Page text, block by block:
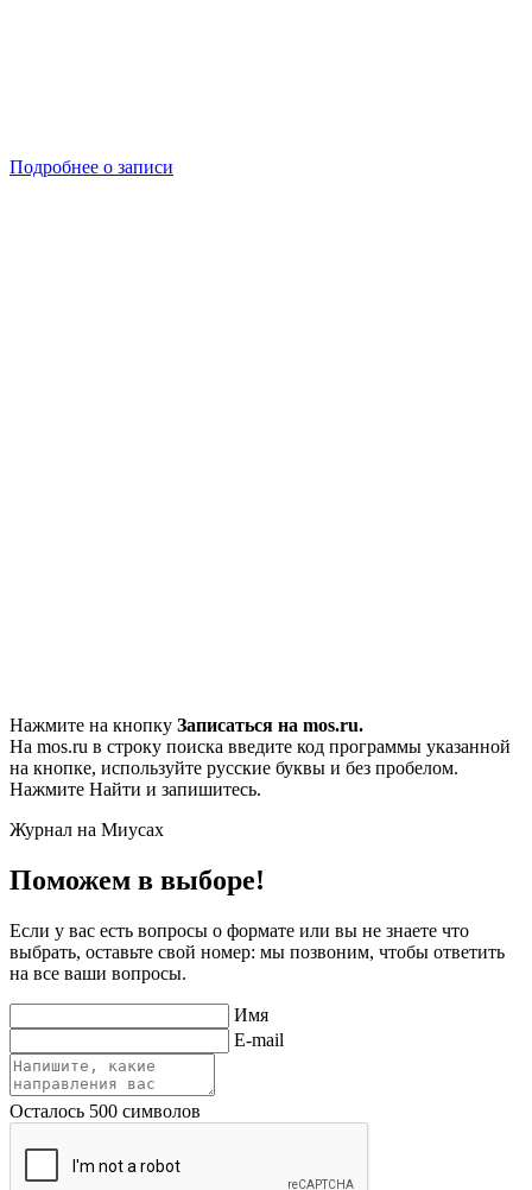
Подробнее о записи
Нажмите на кнопку Записаться на mos.ru.
На mos.ru в строку поиска введите код программы указанной
на кнопке, используйте русские буквы и без пробелом.
Нажмите Найти и запишитесь.
Журнал на Миусах
Поможем в выборе!
Если у вас есть вопросы о формате или вы не знаете что
выбрать, оставьте свой номер: мы позвоним, чтобы ответить
на все ваши вопросы.
Имя
E-mail
Осталось 500 символов